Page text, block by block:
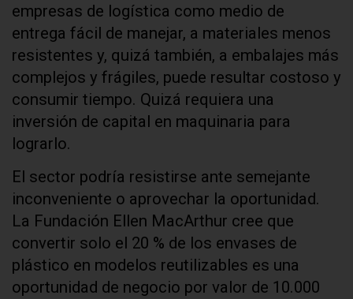
empresas de logística como medio de
entrega fácil de manejar, a materiales menos
resistentes y, quizá también, a embalajes más
complejos y frágiles, puede resultar costoso y
consumir tiempo. Quizá requiera una
inversión de capital en maquinaria para
lograrlo.
El sector podría resistirse ante semejante
inconveniente o aprovechar la oportunidad.
La Fundación Ellen MacArthur cree que
convertir solo el 20 % de los envases de
plástico en modelos reutilizables es una
oportunidad de negocio por valor de 10.000